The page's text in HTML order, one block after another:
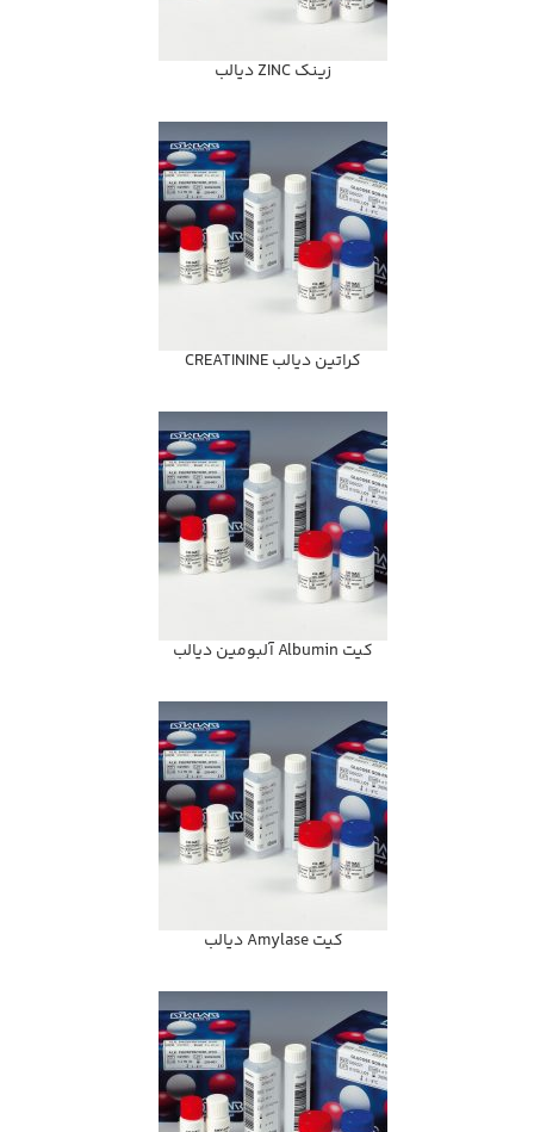
زينك ZINC ديالب
كراتين ديالب CREATININE
كيت Albumin آلبومين ديالب
كيت Amylase ديالب